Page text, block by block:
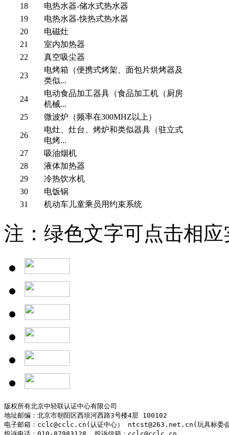
18
电热水器-储水式热水器
19
电热水器-快热式热水器
20
电磁灶
21
室内加热器
22
真空吸尘器
23
电烤箱（便携式烤架、面包片烘烤器及
类似...
24
电动食品加工器具（食品加工机（厨房
机械...
25
微波炉（频率在300MHZ以上）
26
电灶、灶台、烤炉和类似器具（驻立式
电烤...
27
吸油烟机
28
液体加热器
29
冷热饮水机
30
电饭锅
31
机动车儿童乘员用约束系统
注：绿色文字可点击相
版权所有北京中轻联认证中心有限公司
地址邮编：北京市朝阳区西坝河西路3号楼4层 100102
电子邮箱：cclc@cclc.cn(认证中心） ntcst@263.net.cn(玩具标委